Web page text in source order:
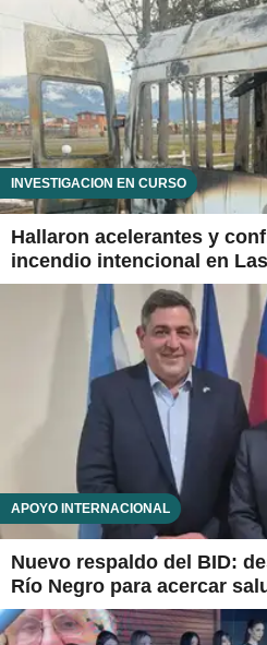
INVESTIGACIÓN EN CURSO
Hallaron acelerantes y
incendio intencional en
APOYO INTERNACIONAL
Nuevo respaldo del BID:
Río Negro para acercar